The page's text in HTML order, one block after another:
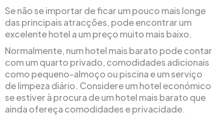
Se não se importar de ficar um pouco mais longe
das principais atracções, pode encontrar um
excelente hotel a um preço muito mais baixo.
Normalmente, num hotel mais barato pode contar
com um quarto privado, comodidades adicionais
como pequeno-almoço ou piscina e um serviço
de limpeza diário. Considere um hotel económico
se estiver à procura de um hotel mais barato que
ainda ofereça comodidades e privacidade.